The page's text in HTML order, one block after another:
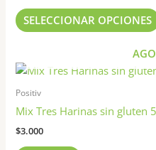
SELECCIONAR OPCIONES
Positiv
Mix Tres Harinas sin gluten
$3.000